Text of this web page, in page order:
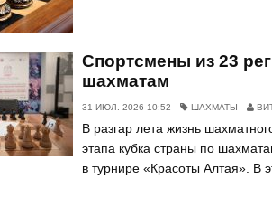
Спортсмены из 23
шахматам
31 ИЮЛ. 2026 10:52 ШАХМАТЫ
В разгар лета жизнь
этапа кубка страны по
в турнире «Красоты Алтая». В